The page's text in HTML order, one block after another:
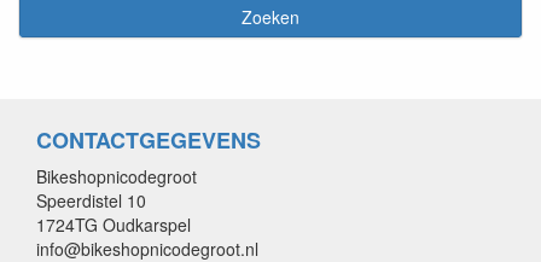
CONTACTGEGEVENS
Bikeshopnicodegroot
Speerdistel 10
1724TG Oudkarspel
info@bikeshopnicodegroot.nl